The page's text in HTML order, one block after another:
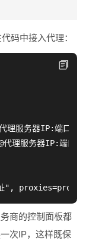
码中接入代理：
服务器IP:端口",
理服务器IP:端口"
商的控制面板都
次IP，这样既保